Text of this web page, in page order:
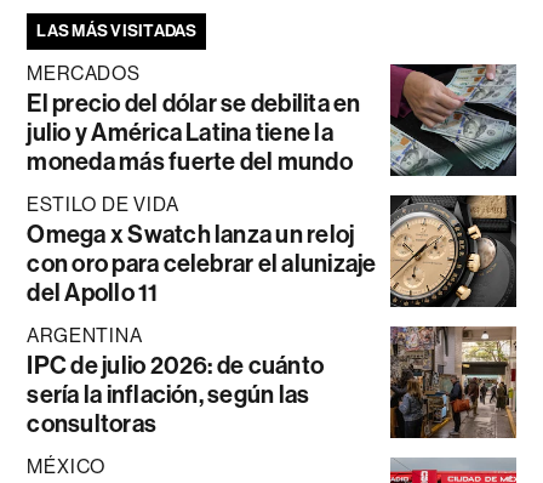
LAS MÁS VISITADAS
MERCADOS
El precio del dólar se debilita en
julio y América Latina tiene la
moneda más fuerte del mundo
ESTILO DE VIDA
Omega x Swatch lanza un reloj
con oro para celebrar el alunizaje
del Apollo 11
ARGENTINA
IPC de julio 2026: de cuánto
sería la inflación, según las
consultoras
MÉXICO